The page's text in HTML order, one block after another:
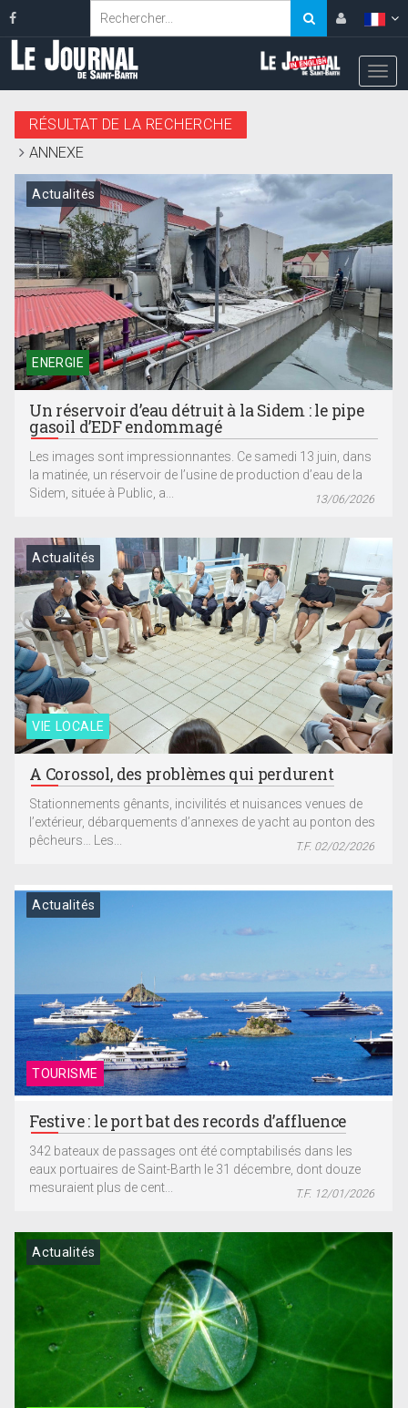
RÉSULTAT DE LA RECHERCHE
ANNEXE
ENERGIE
Actualités
Un réservoir d’eau détruit à la Sidem : le pipe
gasoil d’EDF endommagé
Les images sont impressionnantes. Ce samedi 13 juin, dans
la matinée, un réservoir de l’usine de production d’eau de la
Sidem, située à Public, a...
13/06/2026
VIE LOCALE
Actualités
A Corossol, des problèmes qui perdurent
Stationnements gênants, incivilités et nuisances venues de
l’extérieur, débarquements d’annexes de yacht au ponton des
pêcheurs… Les...
T.F. 02/02/2026
TOURISME
Actualités
Festive : le port bat des records d’affluence
342 bateaux de passages ont été comptabilisés dans les
eaux portuaires de Saint-Barth le 31 décembre, dont douze
mesuraient plus de cent...
T.F. 12/01/2026
Actualités